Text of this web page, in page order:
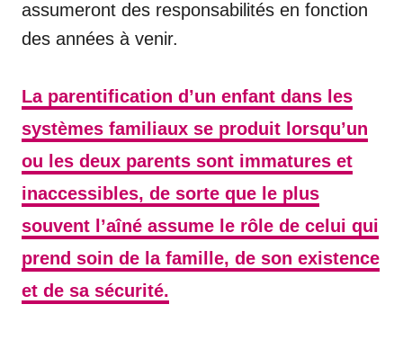
assumeront des responsabilités en fonction
des années à venir.
La parentification d’un enfant dans les
systèmes familiaux se produit lorsqu’un
ou les deux parents sont immatures et
inaccessibles, de sorte que le plus
souvent l’aîné assume le rôle de celui qui
prend soin de la famille, de son existence
et de sa sécurité.